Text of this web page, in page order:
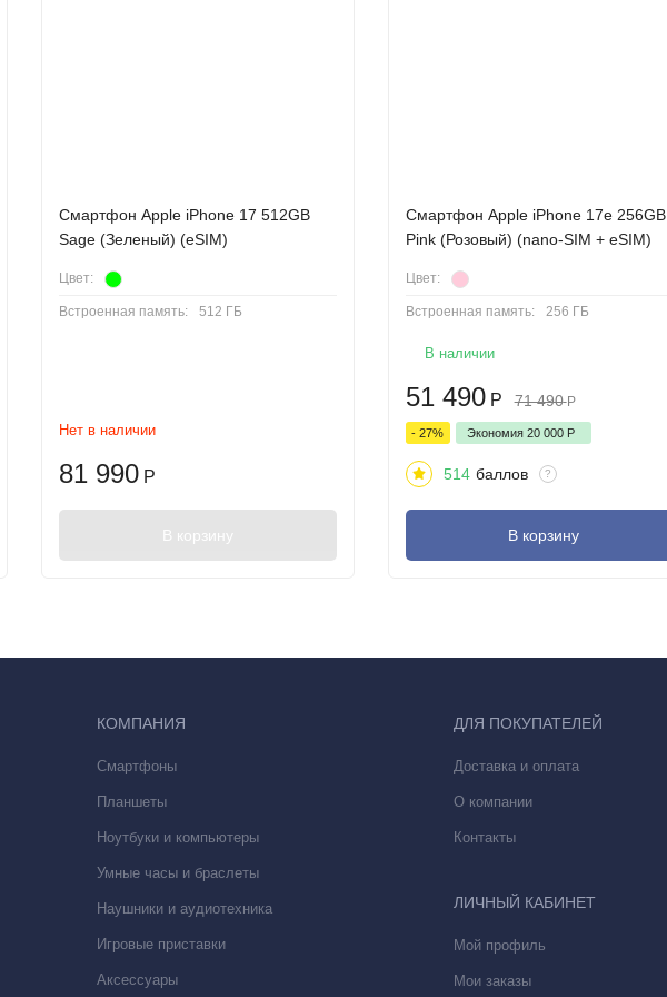
Cмартфон Apple iPhone 17 512GB
Sage (Зеленый) (eSIM)
Цвет:
Встроенная память: 512 ГБ
Нет в наличии
81 990 Р
В корзину
Смартфон Apple iPhone 17e 256GB
Pink (Розовый) (nano-SIM + eSIM)
Цвет:
Встроенная память: 256 ГБ
В наличии
51 490 Р 71 490 Р
- 27% Экономия 20 000 Р
514 баллов ?
В корзину
КОМПАНИЯ
Смартфоны
Планшеты
Ноутбуки и компьютеры
Умные часы и браслеты
Наушники и аудиотехника
Игровые приставки
Аксессуары
ДЛЯ ПОКУПАТЕЛЕЙ
Доставка и оплата
О компании
Контакты
ЛИЧНЫЙ КАБИНЕТ
Мой профиль
Мои заказы